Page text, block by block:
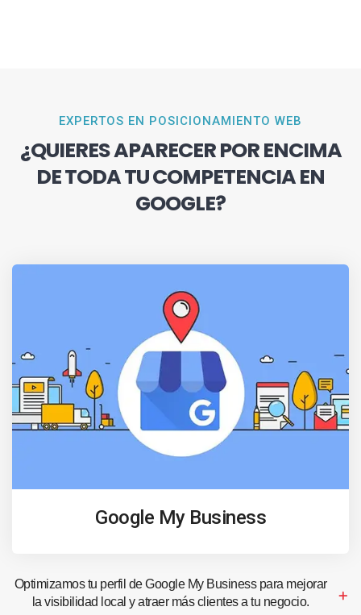
EXPERTOS EN POSICIONAMIENTO WEB
¿QUIERES APARECER POR ENCIMA
DE TODA TU COMPETENCIA EN
GOOGLE?
Google My Business
Optimizamos tu perfil de Google My Business para mejorar
la visibilidad local y atraer más clientes a tu negocio.